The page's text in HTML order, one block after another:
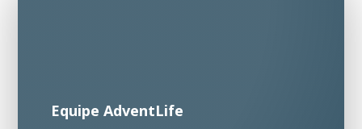
Equipe AdventLife